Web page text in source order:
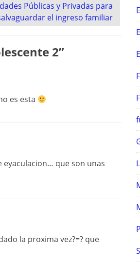
Públicas y Privadas para
el ingreso familiar
2”
es esta
eyaculacion… que son unas
la proxima vez?=? que